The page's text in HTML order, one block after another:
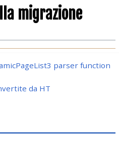
migrazione
parser function
da HT